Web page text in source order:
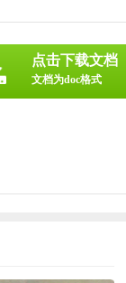
点击下载文档
文档为doc格式